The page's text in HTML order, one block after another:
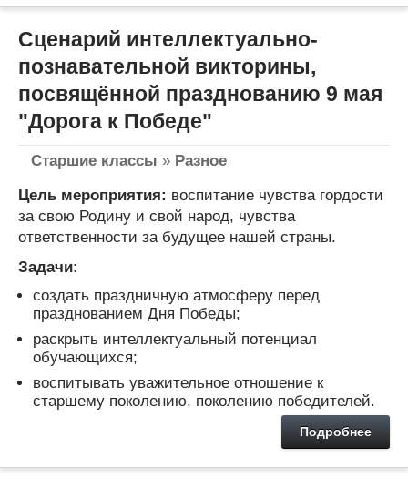
Сценарий интеллектуально-
познавательной викторины,
посвящённой празднованию 9 мая
"Дорога к Победе"
Старшие классы » Разное
Цель мероприятия: воспитание чувства гордости
за свою Родину и свой народ, чувства
ответственности за будущее нашей страны.
Задачи:
создать праздничную атмосферу перед
празднованием Дня Победы;
раскрыть интеллектуальный потенциал
обучающихся;
воспитывать уважительное отношение к
старшему поколению, поколению победителей.
Подробнее